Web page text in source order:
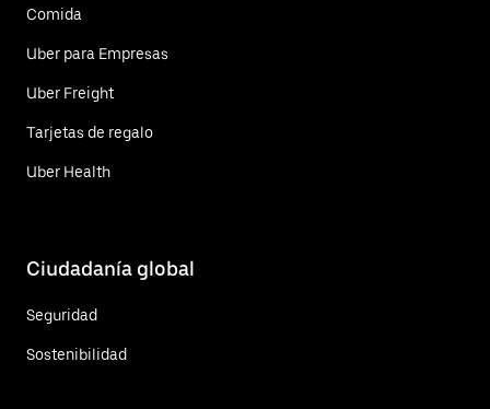
Comida
Uber para Empresas
Uber Freight
Tarjetas de regalo
Uber Health
Ciudadanía global
Seguridad
Sostenibilidad